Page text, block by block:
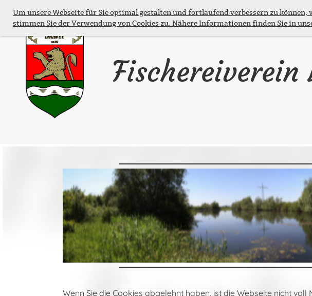
Um unsere Webseite für Sie optimal gestalten und fortlaufend verbessern zu
stimmen Sie der Verwendung von Cookies zu. Nähere Informationen finden Sie in
Fischereiverein
Wenn Sie die Cookies abgelehnt haben, ist die Webseite nicht voll